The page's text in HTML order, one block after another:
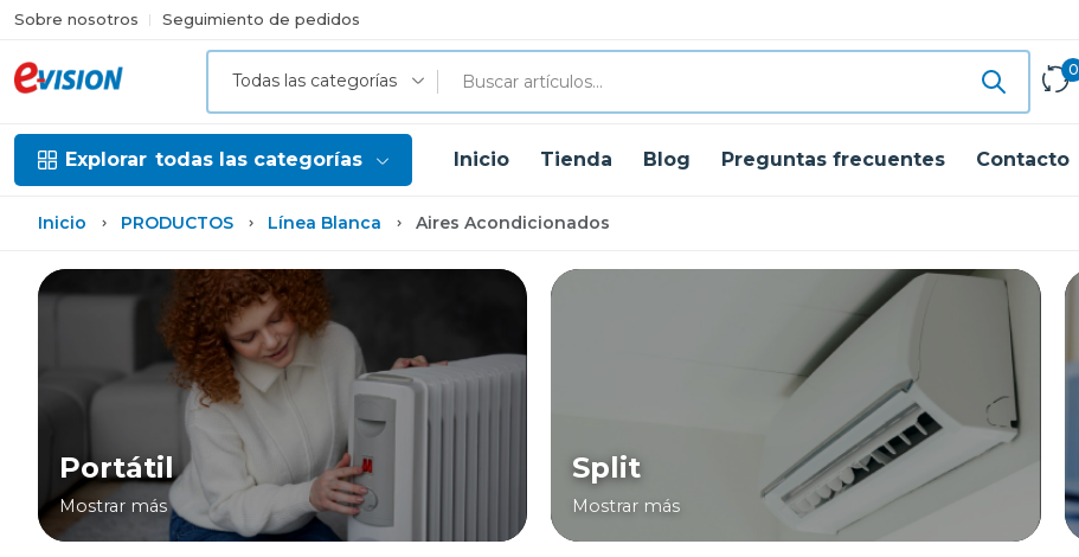
Sobre nosotros Seguimiento de pedidos
Todas las categorías
0
Explorar todas las categorías Inicio Tienda Blog Preguntas frecuentes Contacto
Inicio PRODUCTOS Línea Blanca Aires Acondicionados
Portátil
Mostrar más
Split
Mostrar más